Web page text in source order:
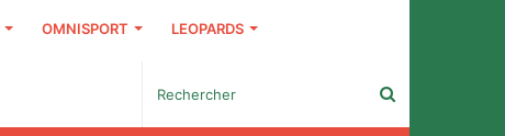
OMNISPORT LEOPARDS